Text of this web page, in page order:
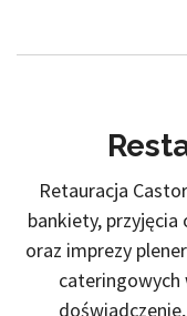
Retauracja
bankiety,
oraz imprezy
cateringowych